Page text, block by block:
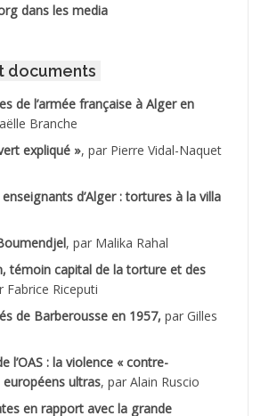
*
dans les media
documents
de l’armée française à Alger en
Branche
expliqué », par Pierre Vidal-Naquet
enseignants d’Alger : tortures à la villa
, par Malika Rahal
témoin capital de la torture et des
Fabrice Riceputi
de Barberousse en 1957, par Gilles
l’OAS : la violence « contre-
ultras, par Alain Ruscio
en rapport avec la grande